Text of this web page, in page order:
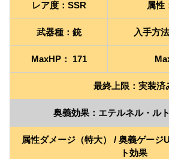
レア度：SSR 属性
武器種：銃 入手方
MaxHP： 171
最終上限：実装済
奥義効果：エテルネル・ル
属性ダメージ（特大） / 奥義ゲージ
ト効果